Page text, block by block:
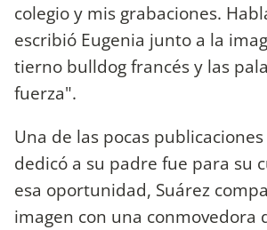
colegio y mis grabaciones.
escribió Eugenia junto a la
tierno bulldog francés y las
fuerza".
Una de las pocas
dedicó a su padre fue para su
esa oportunidad, Suárez
imagen con una conmovedora